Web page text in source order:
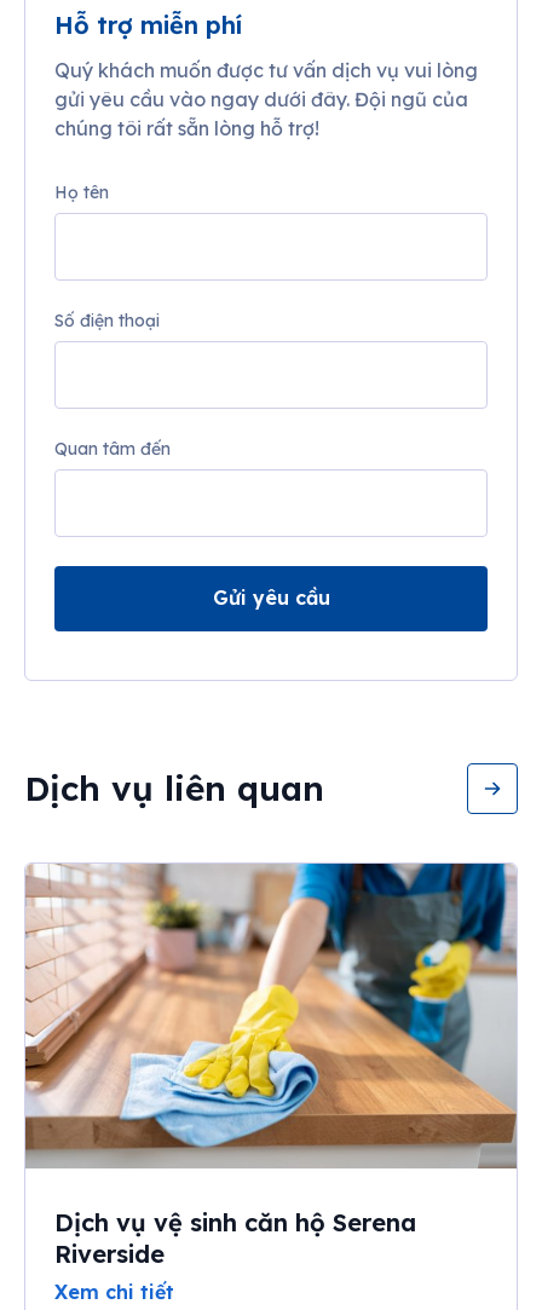
Hỗ trợ miễn phí
Quý khách muốn được tư vấn dịch vụ vui lòng
gửi yêu cầu vào ngay dưới đây. Đội ngũ của
chúng tôi rất sẵn lòng hỗ trợ!
Họ tên
Số điện thoại
Quan tâm đến
Gửi yêu cầu
Dịch vụ liên quan
Dịch vụ vệ sinh căn hộ Serena
Riverside
Xem chi tiết